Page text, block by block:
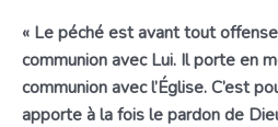
« Le péché est avant tout
communion avec Lui. Il porte en
communion avec l’Église. C’est
apporte à la fois le pardon de